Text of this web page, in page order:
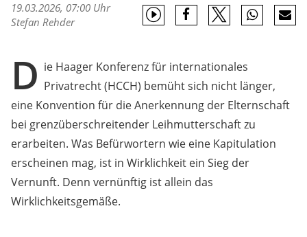
19.03.2026, 07:00 Uhr
Stefan Rehder
D ie Haager Konferenz für internationales
Privatrecht (HCCH) bemüht sich nicht länger,
eine Konvention für die Anerkennung der Elternschaft
bei grenzüberschreitender Leihmutterschaft zu
erarbeiten. Was Befürwortern wie eine Kapitulation
erscheinen mag, ist in Wirklichkeit ein Sieg der
Vernunft. Denn vernünftig ist allein das
Wirklichkeitsgemäße.